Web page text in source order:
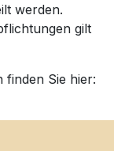
werden.
gilt
finden Sie hier: